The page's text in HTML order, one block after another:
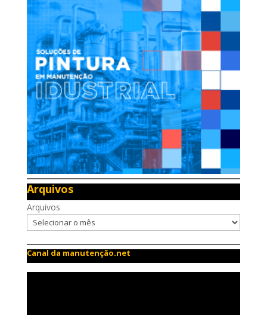
Arquivos
Arquivos
Canal da manutenção.net